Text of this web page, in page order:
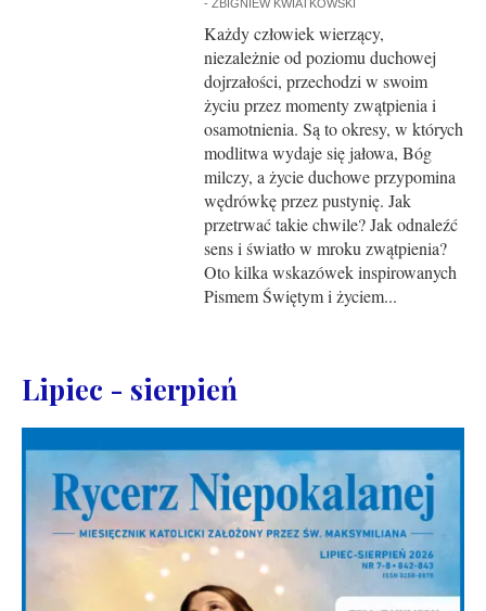
-ZBIGNIEW KWIATKOWSKI
Każdy człowiek wierzący,
niezależnie od poziomu duchowej
dojrzałości, przechodzi w swoim
życiu przez momenty zwątpienia i
osamotnienia. Są to okresy, w których
modlitwa wydaje się jałowa, Bóg
milczy, a życie duchowe przypomina
wędrówkę przez pustynię. Jak
przetrwać takie chwile? Jak odnaleźć
sens i światło w mroku zwątpienia?
Oto kilka wskazówek inspirowanych
Pismem Świętym i życiem...
Lipiec - sierpień